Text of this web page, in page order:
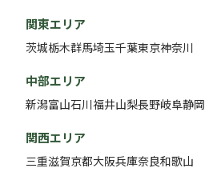
関東エリア
茨城栃木群馬埼玉千葉東京神奈川
中部エリア
新潟富山石川福井山梨長野岐阜静岡
関西エリア
三重滋賀京都大阪兵庫奈良和歌山